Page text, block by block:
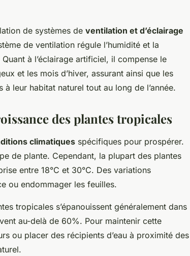
de systèmes de ventilation et d’éclairage
de ventilation régule l’humidité et la
à l’éclairage artificiel, il compense le
et les mois d’hiver, assurant ainsi que les
leur habitat naturel tout au long de l’année.
des plantes tropicales
climatiques spécifiques pour prospérer.
de plante. Cependant, la plupart des plantes
entre 18°C et 30°C. Des variations
ou endommager les feuilles.
tropicales s’épanouissent généralement dans
au-delà de 60%. Pour maintenir cette
ou placer des récipients d’eau à proximité des